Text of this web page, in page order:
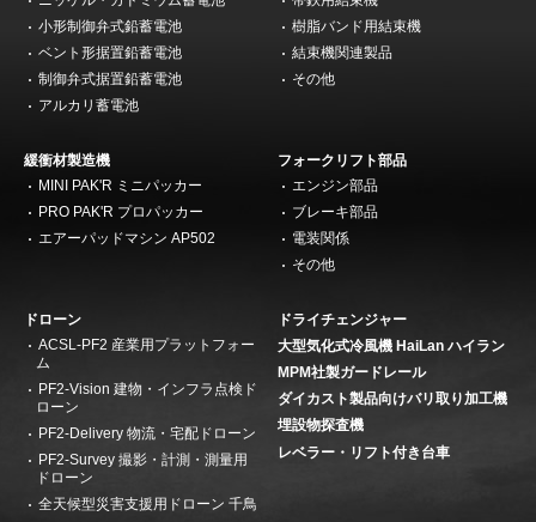
小形制御弁式鉛蓄電池
ベント形据置鉛蓄電池
制御弁式据置鉛蓄電池
アルカリ蓄電池
樹脂バンド用結束機
結束機関連製品
その他
緩衝材製造機
MINI PAK'R ミニパッカー
PRO PAK'R プロパッカー
エアーパッドマシン AP502
フォークリフト部品
エンジン部品
ブレーキ部品
電装関係
その他
ドローン
ACSL-PF2 産業用プラットフォー
ム
PF2-Vision 建物・インフラ点検ド
ローン
PF2-Delivery 物流・宅配ドローン
PF2-Survey 撮影・計測・測量用
ドローン
全天候型災害支援用ドローン 千鳥
ドライチェンジャー
大型気化式冷風機 HaiLan ハイラン
MPM社製ガードレール
ダイカスト製品向けバリ取り加工機
埋設物探査機
レベラー・リフト付き台車